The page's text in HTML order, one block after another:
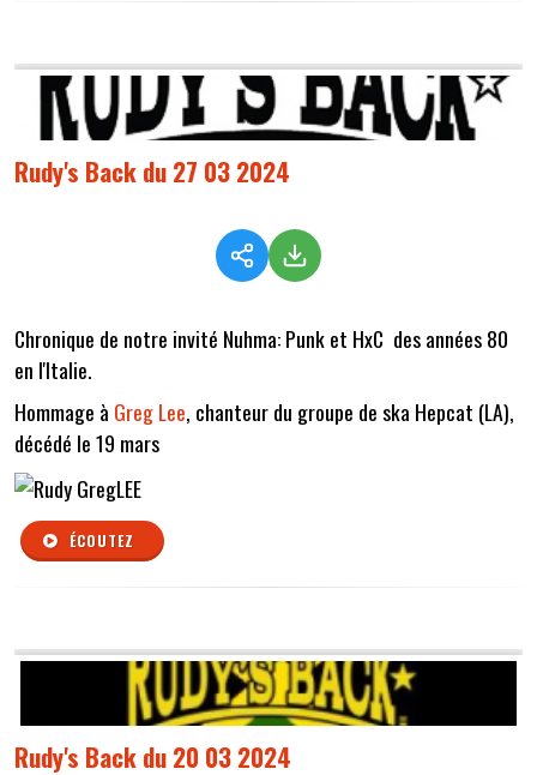
Rudy's Back du 27 03 2024
Chronique de notre invité Nuhma: Punk et HxC des années 80
en l'Italie.
Hommage à Greg Lee, chanteur du groupe de ska Hepcat (LA),
décédé le 19 mars
ÉCOUTEZ
Rudy's Back du 20 03 2024